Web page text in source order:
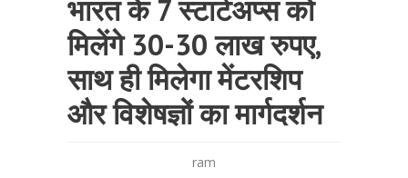
भारत के 7 स्टार्टअप्स को
मिलेंगे 30-30 लाख रुपए,
साथ ही मिलेगा मेंटरशिप
और विशेषज्ञों का मार्गदर्शन
ram